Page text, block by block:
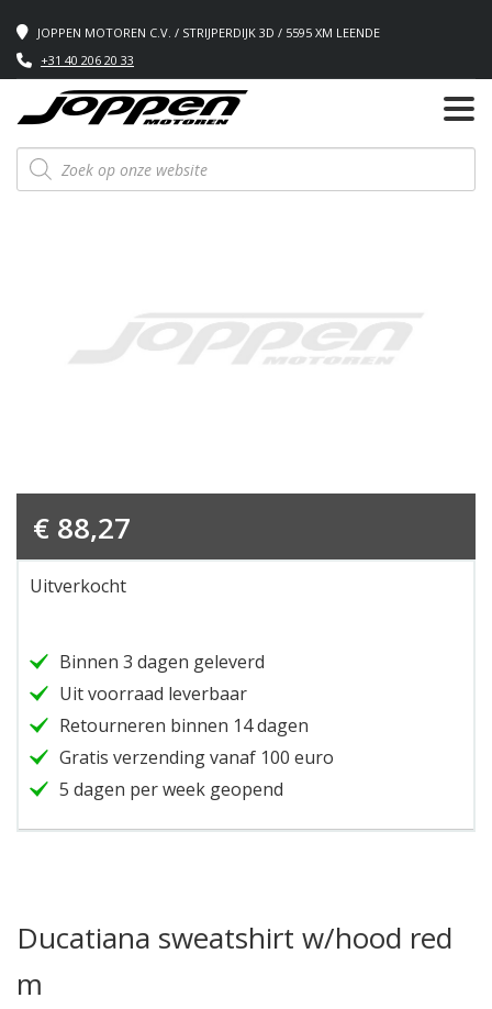
JOPPEN MOTOREN C.V. / STRIJPERDIJK 3D / 5595 XM LEENDE
+31 40 206 20 33
Producten
zoeken
Ducatiana sweatshirt w/hood red
m
€ 88,27
Uitverkocht
Binnen 3 dagen geleverd
Uit voorraad leverbaar
Retourneren binnen 14 dagen
Gratis verzending vanaf 100 euro
5 dagen per week geopend